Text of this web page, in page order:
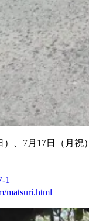
）、7月17日（月祝）
1
matsuri.html